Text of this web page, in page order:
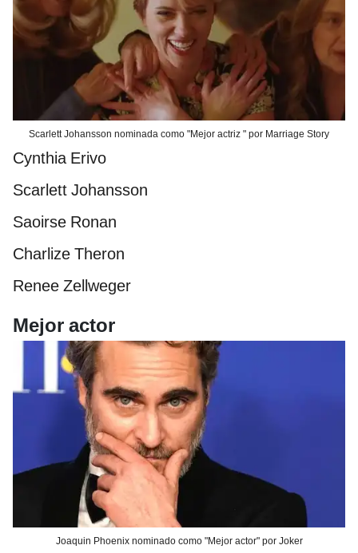
Scarlett Johansson nominada como "Mejor actriz " por Marriage Story
Cynthia Erivo
Scarlett Johansson
Saoirse Ronan
Charlize Theron
Renee Zellweger
Mejor actor
Joaquin Phoenix nominado como "Mejor actor" por Joker